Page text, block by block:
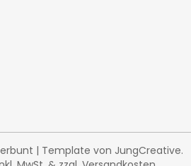
| Template von JungCreative.